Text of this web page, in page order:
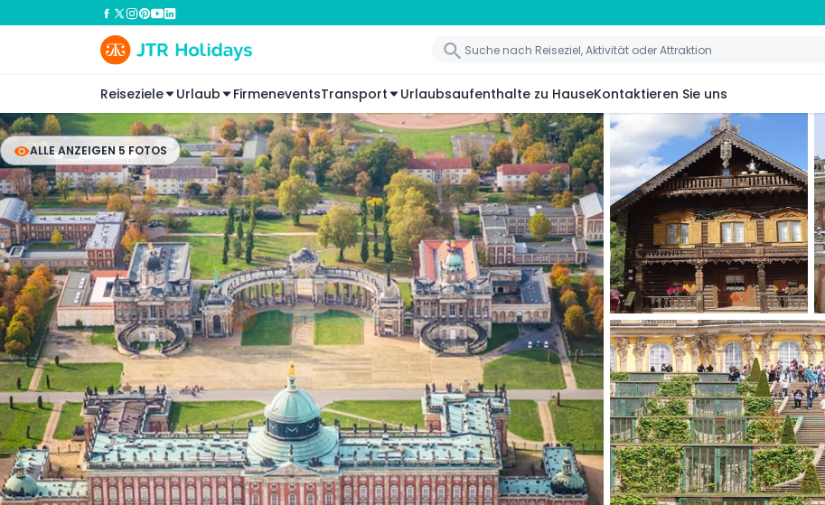
Reiseziele Urlaub FirmeneventsTransport Urlaubsaufenthalte zu HauseKontaktieren Sie uns
ALLE ANZEIGEN 5 FOTOS